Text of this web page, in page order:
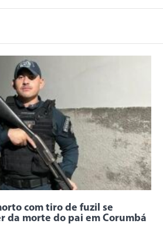
com tiro de fuzil se
da morte do pai em Corumbá